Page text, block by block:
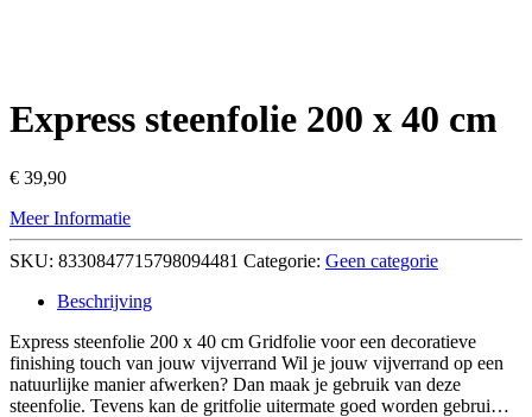
Express steenfolie 200 x 40 cm
€ 39,90
Meer Informatie
SKU: 8330847715798094481 Categorie: Geen categorie
Beschrijving
Express steenfolie 200 x 40 cm Gridfolie voor een decoratieve
finishing touch van jouw vijverrand Wil je jouw vijverrand op een
natuurlijke manier afwerken? Dan maak je gebruik van deze
steenfolie. Tevens kan de gritfolie uitermate goed worden gebrui…